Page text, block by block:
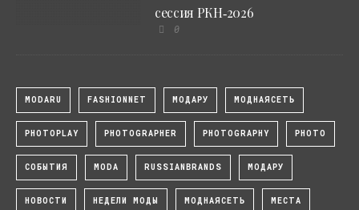
сессия РКН‑2026
0
MODARU FASHIONNET МОДАРУ МОДНАЯСЕТЬ
PHOTOPLAY PHOTOGRAPHER PHOTOGRAPHY PHOTO
СОБЫТИЯ MODA RUSSIANBRANDS МОДАРУ
НОВОСТИ НЕДЕЛИ МОДЫ МОДНАЯСЕТЬ МЕСТА